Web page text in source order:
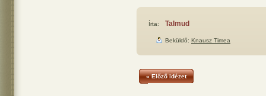
Írta: Talmud
Beküldő: Knausz Timea
« Előző idézet